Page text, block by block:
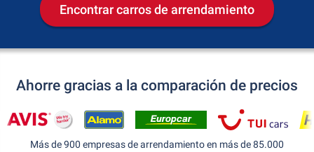
Encontrar carros de arrendamiento
Ahorre gracias a la comparación de precios
Más de 900 empresas de arrendamiento en más de 85.000